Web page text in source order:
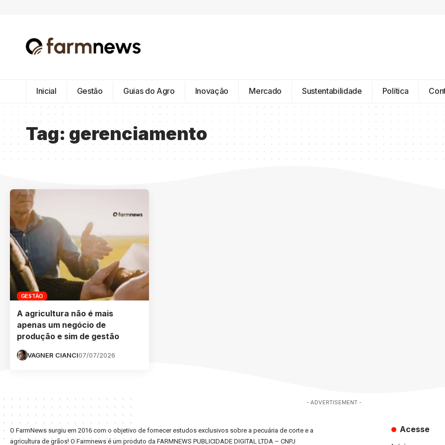
Inicial Gestão Guias do Agro Inovação Mercado Sustentabilidade Política
Tag: gerenciamento
GESTÃO
A agricultura não é mais
apenas um negócio de
produção e sim de gestão
VAGNER CIANCI07/07/2026
- ADVERTISEMENT -
O FarmNews surgiu em 2016 com o objetivo de fornecer estudos exclusivos sobre a pecuária de corte e a
agricultura de grãos! O Farmnews é um produto da FARMNEWS PUBLICIDADE DIGITAL LTDA – CNPJ
Acesse